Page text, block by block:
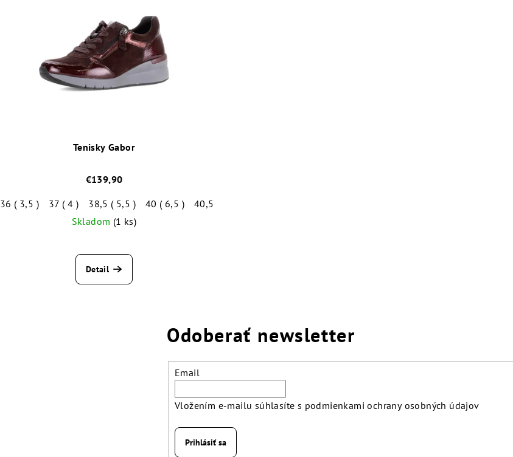
Tenisky Gabor
€139,90
36 ( 3,5 )
37 ( 4 ) 38,5 ( 5,5 ) 40 ( 6,5 )
40,5 ( 7 )
Skladom (1 ks)
Detail
Odoberať newsletter
Email
Vložením e-mailu súhlasíte s podmienkami ochrany osobných údajov
Prihlásiť sa